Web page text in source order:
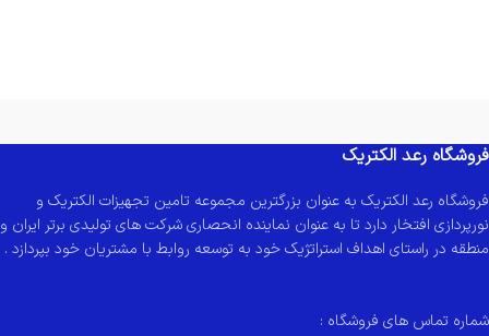
فروشگاه رعد الکتریک
فروشگاه رعد الکتریک به عنوان بزرگترین مجموعه تامین تجهیزات الکتریک و
نورپردازی افتخار دارد تا به عنوان نماینده انحصاری شرکت های تولیدی برتر ایران و
منطقه در راستای اهداف استراتژیک خود به توسعه روابط با مشتریان خود بپردازد .
شماره تماس های فروشگاه :